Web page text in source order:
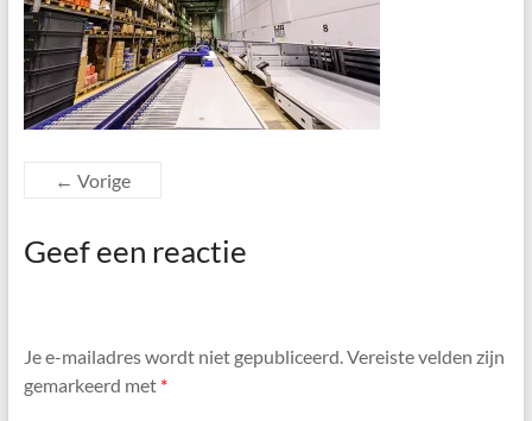
← Vorige
Geef een reactie
Je e-mailadres wordt niet gepubliceerd. Vereiste velden zijn
gemarkeerd met *